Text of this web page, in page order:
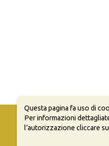
Questa pagina fa uso di
Per informazioni
l’autorizzazione cliccare